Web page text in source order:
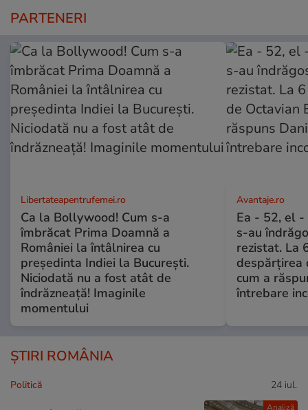
PARTENERI
Libertateapentrufemei.ro
Ca la Bollywood! Cum s-a
îmbrăcat Prima Doamnă a
României la întâlnirea cu
președinta Indiei la București.
Niciodată nu a fost atât de
îndrăzneață! Imaginile
momentului
Avantaje.ro
Ea - 52, el -
s-au
rezistat. La
despărțirea
cum a
întrebare
ȘTIRI ROMÂNIA
Analiză
Politică 24 iul.